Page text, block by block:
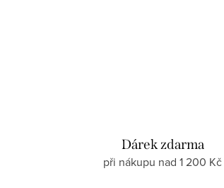
Dárek zdarma
při nákupu nad 1 200 Kč